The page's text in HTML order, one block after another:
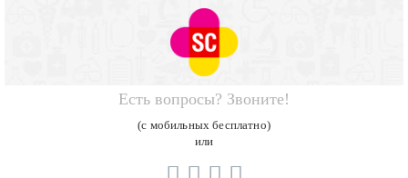
Есть вопросы? Звоните!
(с мобильных бесплатно)
или